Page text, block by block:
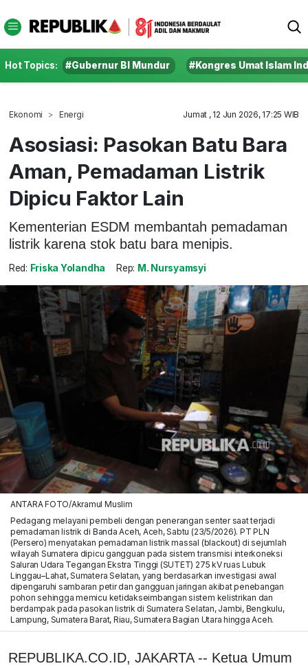
Hot Topics: #Gubernur BI Mundur #Kongres Umat Islam
Ekonomi Energi Jumat , 12 Jun 2026, 17:25 WIB
Asosiasi: Pasokan Batu Bara
Aman, Pemadaman Listrik
Dipicu Faktor Lain
Kementerian ESDM membantah pemadaman
listrik karena stok batu bara menipis.
Red: Friska Yolandha Rep: M. Nursyamsyi
ANTARA FOTO/Akramul Muslim
Pedagang melayani pembeli dengan penerangan senter saat terjadi
pemadaman listrik di Banda Aceh, Aceh, Sabtu (23/5/2026). PT PLN
(Persero) menyatakan pemadaman listrik massal (blackout) di sejumlah
wilayah Sumatera dipicu gangguan pada sistem transmisi interkoneksi
Saluran Udara Tegangan Ekstra Tinggi (SUTET) 275 kV ruas Lubuk
Linggau–Lahat, Sumatera Selatan, yang berdasarkan investigasi awal
dipengaruhi sambaran petir dan gangguan jaringan akibat penebangan
pohon sehingga memicu ketidakseimbangan sistem kelistrikan dan
berdampak pada pasokan listrik di Sumatera Selatan, Jambi, Bengkulu,
Lampung, Sumatera Barat, Riau, Sumatera Bagian Utara hingga Aceh.
REPUBLIKA.CO.ID, JAKARTA -- Ketua Umum